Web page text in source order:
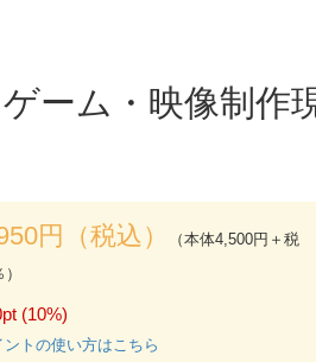
ーム・映像制作
円（税込）
（本体4,500円＋税
(10%)
ントの使い方はこちら